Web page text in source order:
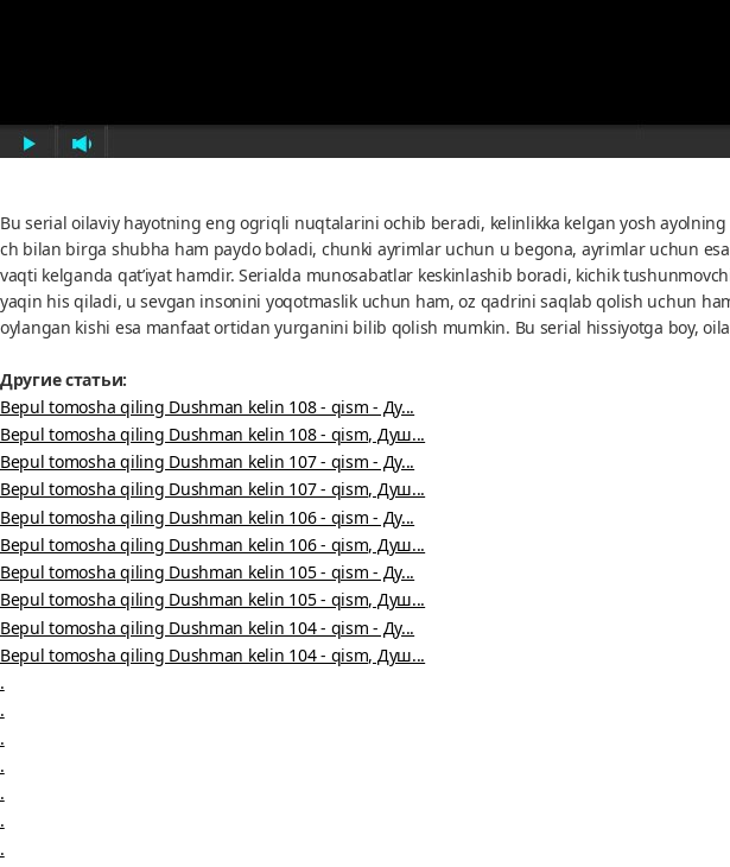
Bu serial oilaviy hayotning eng ogriqli nuqtalarini ochib beradi, kelinlikka kelgan yosh
ch bilan birga shubha ham paydo boladi, chunki ayrimlar uchun u begona, ayrimlar uchun
vaqti kelganda qat’iyat hamdir. Serialda munosabatlar keskinlashib boradi, kichik
yaqin his qiladi, u sevgan insonini yoqotmaslik uchun ham, oz qadrini saqlab qolish uchun
oylangan kishi esa manfaat ortidan yurganini bilib qolish mumkin. Bu serial hissiyotga boy,
Другие статьи:
Bepul tomosha qiling Dushman kelin 108 - qism - Ду...
Bepul tomosha qiling Dushman kelin 108 - qism, Душ...
Bepul tomosha qiling Dushman kelin 107 - qism - Ду...
Bepul tomosha qiling Dushman kelin 107 - qism, Душ...
Bepul tomosha qiling Dushman kelin 106 - qism - Ду...
Bepul tomosha qiling Dushman kelin 106 - qism, Душ...
Bepul tomosha qiling Dushman kelin 105 - qism - Ду...
Bepul tomosha qiling Dushman kelin 105 - qism, Душ...
Bepul tomosha qiling Dushman kelin 104 - qism - Ду...
Bepul tomosha qiling Dushman kelin 104 - qism, Душ...
.
.
.
.
.
.
.